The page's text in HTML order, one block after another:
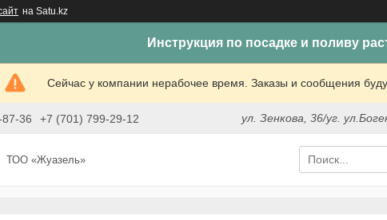
на Satu.kz
Инструкция по посадке и поливу
Сейчас у компании нерабочее время. Заказы и сообщения
36 +7 (701) 799-29-12 ул. Зенкова, 36/уг.
ТОО «Жуазель»